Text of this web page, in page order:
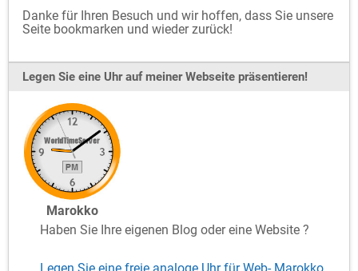
Danke für Ihren Besuch und wir hoffen, dass Sie unsere
Seite bookmarken und wieder zurück!
Legen Sie eine Uhr auf meiner Webseite präsentieren!
Marokko
Haben Sie Ihre eigenen Blog oder eine Website ?